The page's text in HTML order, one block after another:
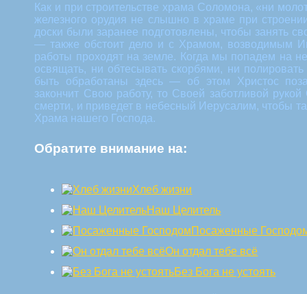
Как и при строительстве храма Соломона, «ни
железного орудия не слышно в храме при
доски были заранее подготовлены, чтобы занять
— также обстоит дело и с Храмом, возводимым
работы проходят на земле. Когда мы попадем на
освящать, ни обтесывать скорбями, ни
быть обработаны здесь — об этом Христос
закончит Свою работу, то Своей заботливой
смерти, и приведет в небесный Иерусалим, чтобы
Храма нашего Господа.
Обратите внимание на:
Хлеб жизни
Наш Целитель
Посаженные
Он отдал тебе всё
Без Бога не устоять